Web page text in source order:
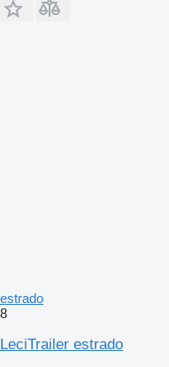
estrado
8
LeciTrailer estrado